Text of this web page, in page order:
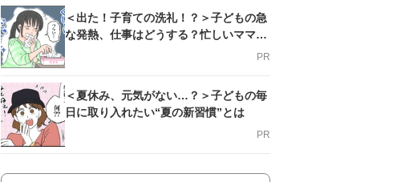
＜出た！子育ての洗礼！？＞子どもの急
な発熱、仕事はどうする？忙しいママを
PR
＜夏休み、元気がない…？＞子どもの毎
日に取り入れたい“夏の新習慣”とは
PR